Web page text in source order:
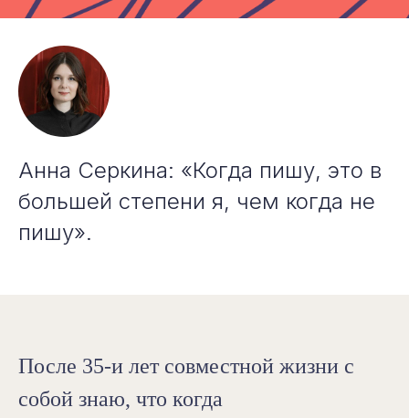
Анна Серкина: «Когда пишу, это в
большей степени я, чем когда не
пишу».
После 35-и лет совместной жизни с
собой знаю, что когда